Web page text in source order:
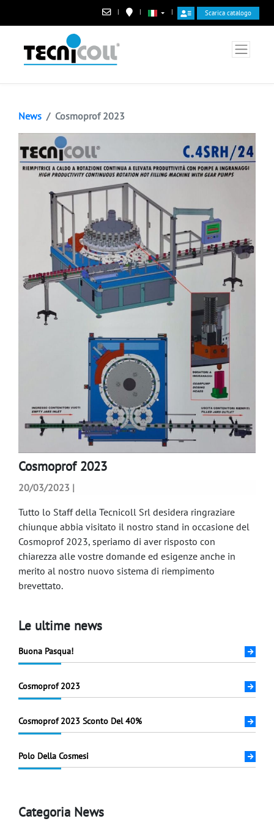
| | | Scarica catalogo
News Cosmoprof 2023
Cosmoprof 2023
20/03/2023 |
Tutto lo Staff della Tecnicoll Srl desidera ringraziare
chiunque abbia visitato il nostro stand in occasione del
Cosmoprof 2023, speriamo di aver risposto con
chiarezza alle vostre domande ed esigenze anche in
merito al nostro nuovo sistema di riempimento
brevettato.
Le ultime news
Buona Pasqua!
Cosmoprof 2023
Cosmoprof 2023 Sconto Del 40%
Polo Della Cosmesi
Categoria News